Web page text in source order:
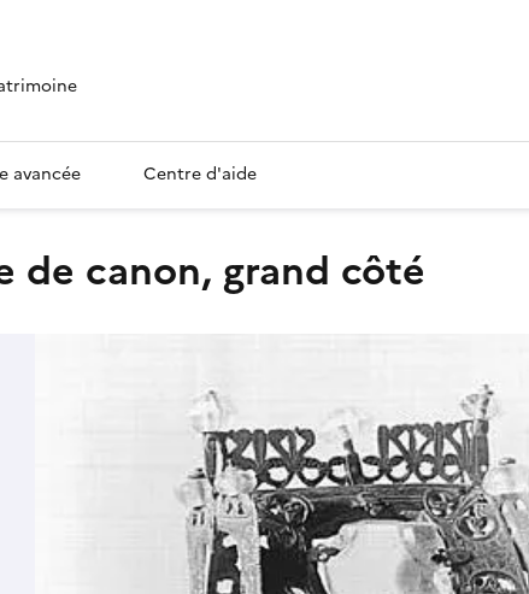
avancée Centre d'aide
de canon, grand côté